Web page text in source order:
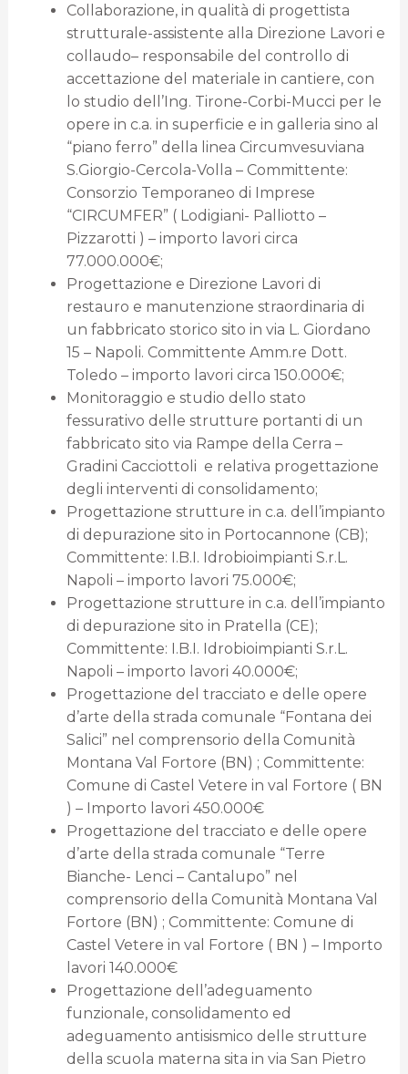
Collaborazione, in qualità di progettista
strutturale-assistente alla Direzione Lavori e
collaudo– responsabile del controllo di
accettazione del materiale in cantiere, con
lo studio dell’Ing. Tirone-Corbi-Mucci per le
opere in c.a. in superficie e in galleria sino al
“piano ferro” della linea Circumvesuviana
S.Giorgio-Cercola-Volla – Committente:
Consorzio Temporaneo di Imprese
“CIRCUMFER” ( Lodigiani- Palliotto –
Pizzarotti ) – importo lavori circa
77.000.000€;
Progettazione e Direzione Lavori di
restauro e manutenzione straordinaria di
un fabbricato storico sito in via L. Giordano
15 – Napoli. Committente Amm.re Dott.
Toledo – importo lavori circa 150.000€;
Monitoraggio e studio dello stato
fessurativo delle strutture portanti di un
fabbricato sito via Rampe della Cerra –
Gradini Cacciottoli e relativa progettazione
degli interventi di consolidamento;
Progettazione strutture in c.a. dell’impianto
di depurazione sito in Portocannone (CB);
Committente: I.B.I. Idrobioimpianti S.r.L.
Napoli – importo lavori 75.000€;
Progettazione strutture in c.a. dell’impianto
di depurazione sito in Pratella (CE);
Committente: I.B.I. Idrobioimpianti S.r.L.
Napoli – importo lavori 40.000€;
Progettazione del tracciato e delle opere
d’arte della strada comunale “Fontana dei
Salici” nel comprensorio della Comunità
Montana Val Fortore (BN) ; Committente:
Comune di Castel Vetere in val Fortore ( BN
) – Importo lavori 450.000€
Progettazione del tracciato e delle opere
d’arte della strada comunale “Terre
Bianche- Lenci – Cantalupo” nel
comprensorio della Comunità Montana Val
Fortore (BN) ; Committente: Comune di
Castel Vetere in val Fortore ( BN ) – Importo
lavori 140.000€
Progettazione dell’adeguamento
funzionale, consolidamento ed
adeguamento antisismico delle strutture
della scuola materna sita in via San Pietro